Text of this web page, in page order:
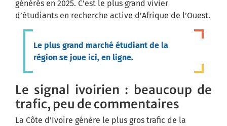
générés en 2025. C’est le plus grand vivier
d’étudiants en recherche active d’Afrique de l’Ouest.
Le plus grand marché étudiant de la
région se joue ici, en ligne.
Le signal ivoirien : beaucoup de
trafic, peu de commentaires
La Côte d’Ivoire génère le plus gros trafic de la